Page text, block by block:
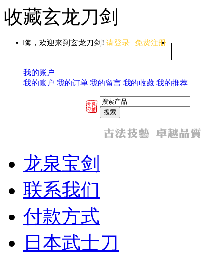
收藏玄龙刀剑
嗨，欢迎来到玄龙刀剑! 请登录 | 免费注册 | |
我的账户
我的账户 我的订单 我的留言 我的收藏 我的推荐
龙泉宝剑
联系我们
付款方式
日本武士刀